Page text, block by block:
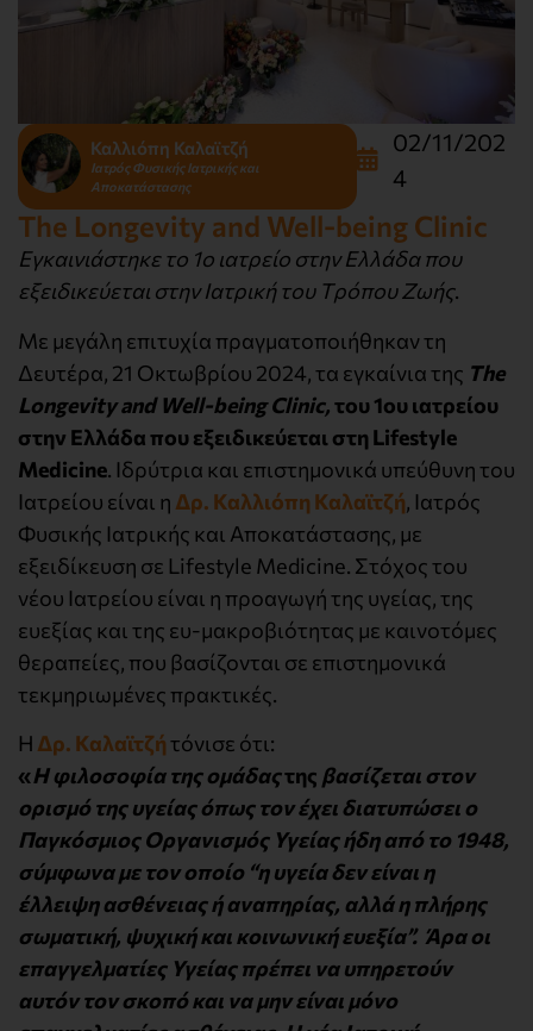
Καλλιόπη Καλαϊτζή
Ιατρός Φυσικής Ιατρικής και
Αποκατάστασης
02/11/202
4
The Longevity and Well-being Clinic
Εγκαινιάστηκε το 1o ιατρείο στην Ελλάδα που
εξειδικεύεται στην Iατρική του Tρόπου Zωής.
Με μεγάλη επιτυχία πραγματοποιήθηκαν τη
Δευτέρα, 21 Οκτωβρίου 2024, τα εγκαίνια της The
Longevity and Well-being Clinic,του 1oυ ιατρείου
στην Ελλάδα που εξειδικεύεται στη Lifestyle
Medicine. Ιδρύτρια και επιστημονικά υπεύθυνη του
Ιατρείου είναι η Δρ. Καλλιόπη Καλαϊτζή, Ιατρός
Φυσικής Ιατρικής και Αποκατάστασης, με
εξειδίκευση σε Lifestyle Medicine. Στόχος του
νέου Ιατρείου είναι η προαγωγή της υγείας, της
ευεξίας και της ευ-μακροβιότητας με καινοτόμες
θεραπείες, που βασίζονται σε επιστημονικά
τεκμηριωμένες πρακτικές.
Η Δρ. Καλαϊτζήτόνισε ότι:
«Η φιλοσοφία της ομάδαςτης βασίζεται στον
ορισμό της υγείας όπως τον έχει διατυπώσει ο
Παγκόσμιος Οργανισμός Υγείας ήδη από το 1948,
σύμφωνα με τον οποίο “η υγεία δεν είναι η
έλλειψη ασθένειας ή αναπηρίας, αλλά η πλήρης
σωματική, ψυχική και κοινωνική ευεξία”. Άρα οι
επαγγελματίες Υγείας πρέπει να υπηρετούν
αυτόν τον σκοπό και να μην είναι μόνο